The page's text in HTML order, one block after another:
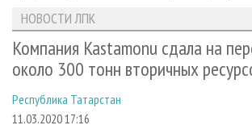
ЛЕСОЗАГОТОВКА
ЛЕСОПИЛЕНИЕ
СУШКА ДРЕВЕСИНЫ
НОВОСТИ ЛПК
НОВОСТИ ЖУРНАЛА
ПРОЕКТЫ ЛПИ
АНАЛИТИКА
ПРЕДПРИЯТИЯ ЛПК
ПЕРСОНЫ
АРХИВ ЖУРНАЛОВ
СТАТЬИ
О ЖУРНАЛЕ
ПОДПИСКА
КОНТАКТЫ
РЕКЛАМОДАТЕЛЯМ
РЕКЛАМА
НОВОСТИ ЛПК
Компания Kastamonu сдала на
около 300 тонн вторичных
Республика Татарстан
11.03.2020 17:16